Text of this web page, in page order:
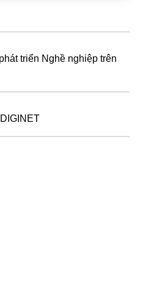
triển Nghề nghiệp trên